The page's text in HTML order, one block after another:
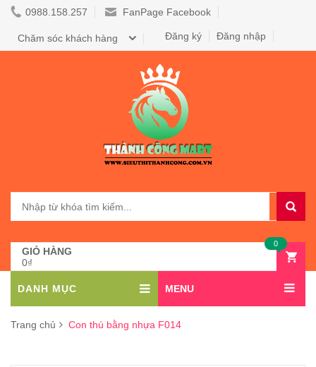
0988.158.257 FanPage Facebook
Đăng nhập
Đăng ký
Chăm sóc khách hàng
GIỎ HÀNG
0₫
0
DANH MỤC MENU
Trang chủ Con thú bằng nhựa F014